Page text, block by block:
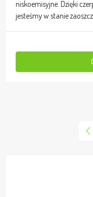
niskoemisyjne. Dzięki
jesteśmy w stanie